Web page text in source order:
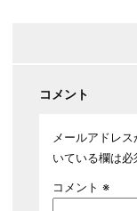
コメント
メールアドレス
いている欄は必
コメント ※